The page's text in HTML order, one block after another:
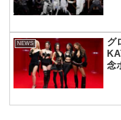
NEWS
グ
念